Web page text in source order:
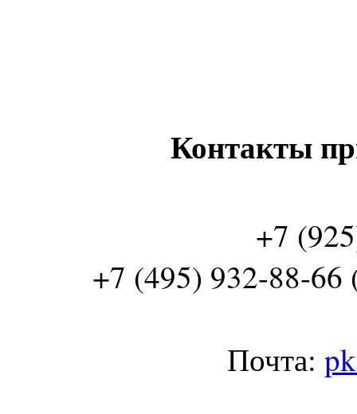
Контакты
+7
+7 (495) 932-88-66
Почта: